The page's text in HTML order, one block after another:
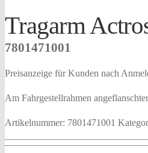
Tragarm
7801471001
Preisanzeige für Kunden nach
Am Fahrgestellrahmen
Artikelnummer: 7801471001